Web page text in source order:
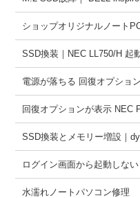
ショップオリジナルノート
SSD換装｜NEC LL750/H 起
電源が落ちる 回復オプショ
回復オプションが表示 NEC
SSD換装とメモリー増設｜
ログイン画面から起動しな
水濡れノートパソコン修理